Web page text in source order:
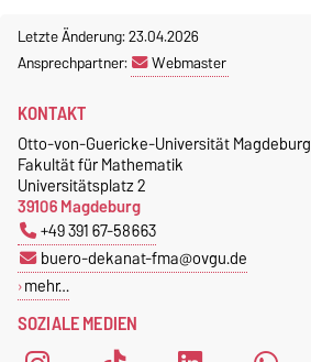
Letzte Änderung: 23.04.2026
Ansprechpartner:
Webmaster
SOZIALE MEDIEN
KONTAKT
Otto-von-Guericke-Universität Magdeburg
Fakultät für Mathematik
Universitätsplatz 2
39106 Magdeburg
+49 391 67-58663
buero-dekanat-fma@ovgu.de
mehr…